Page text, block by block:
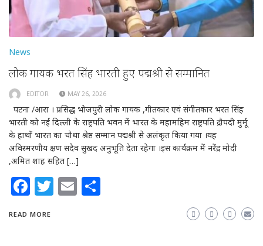
News
लोक गायक भरत सिंह भारती हुए पद्मश्री से सम्मानित
EDITOR MAY 26, 2026
पटना /आरा । प्रसिद्ध भोजपुरी लोक गायक ,गीतकार एवं संगीतकार भरत सिंह
भारती को नई दिल्ली के राष्ट्रपति भवन में भारत के महामहिम राष्ट्रपति द्रौपदी मुर्मू
के हाथों भारत का चौथा श्रेष्ठ सम्मान पद्मश्री से अलंकृत किया गया ।यह
अविस्मरणीय क्षण सदैव सुखद अनुभूति देता रहेगा ।इस कार्यक्रम में नरेंद्र मोदी
,अमित शाह सहित […]
Facebook
Twitter
Email
READ MORE